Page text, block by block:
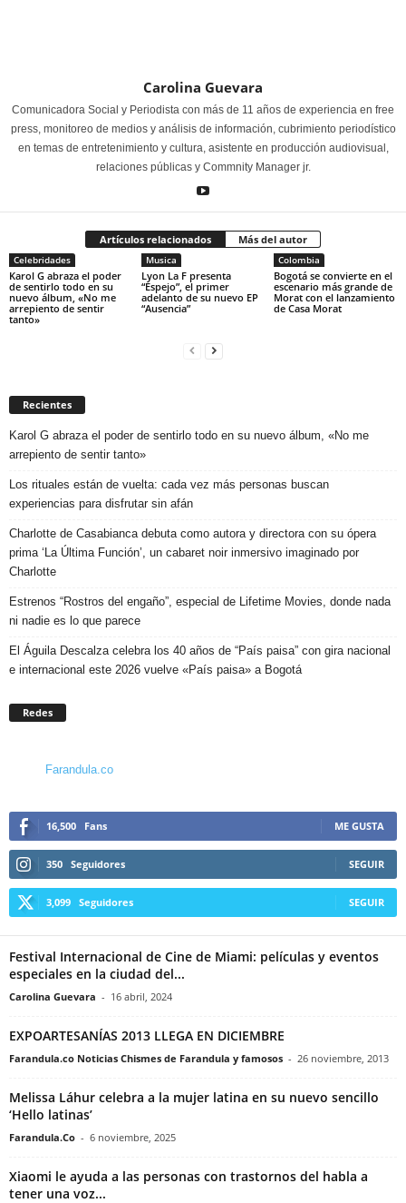
Carolina Guevara
Comunicadora Social y Periodista con más de 11 años de experiencia en free
press, monitoreo de medios y análisis de información, cubrimiento periodístico
en temas de entretenimiento y cultura, asistente en producción audiovisual,
relaciones públicas y Commnity Manager jr.
Artículos relacionados Más del autor
Celebridades
Karol G abraza el poder
de sentirlo todo en su
nuevo álbum, «No me
arrepiento de sentir
tanto»
Musica
Lyon La F presenta
“Espejo”, el primer
adelanto de su nuevo EP
“Ausencia”
Colombia
Bogotá se convierte en el
escenario más grande de
Morat con el lanzamiento
de Casa Morat
Recientes
Karol G abraza el poder de sentirlo todo en su nuevo álbum, «No me
arrepiento de sentir tanto»
Los rituales están de vuelta: cada vez más personas buscan
experiencias para disfrutar sin afán
Charlotte de Casabianca debuta como autora y directora con su ópera
prima ‘La Última Función’, un cabaret noir inmersivo imaginado por
Charlotte
Estrenos “Rostros del engaño”, especial de Lifetime Movies, donde nada
ni nadie es lo que parece
El Águila Descalza celebra los 40 años de “País paisa” con gira nacional
e internacional este 2026 vuelve «País paisa» a Bogotá
Redes
Farandula.co
16,500 Fans ME GUSTA
350 Seguidores SEGUIR
3,099 Seguidores SEGUIR
Festival Internacional de Cine de Miami: películas y eventos
especiales en la ciudad del...
Carolina Guevara - 16 abril, 2024
EXPOARTESANÍAS 2013 LLEGA EN DICIEMBRE
Farandula.co Noticias Chismes de Farandula y famosos - 26 noviembre, 2013
Melissa Láhur celebra a la mujer latina en su nuevo sencillo
‘Hello latinas’
Farandula.Co - 6 noviembre, 2025
Xiaomi le ayuda a las personas con trastornos del habla a
tener una voz...